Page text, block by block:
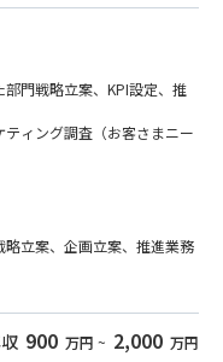
進できる
ス分野における高度な専門
与できる
ー等の幅広いマーケット参
ファイナンス、証券リパッ
、オフィス、住宅、ホテ
ルギー案件など、多様なア
ジャーを主要顧客としてい
門戦略立案、KPI設定、推
ィング調査（お客さまニー
および施策の立案・実行支
策の検討
略立案、企画立案、推進業務
900 万円 ~ 2,000 万円